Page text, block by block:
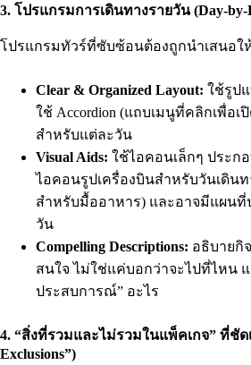
3. โปรแกรมการเดินทางรายวัน (Day-
โปรแกรมทัวร์ที่ซับซ้อนต้องถูกนำเสนอใ
Clear & Organized Layout: ใช้รูป
ใช้ Accordion (แถบเมนูที่คลิกเพื่อเ
สำหรับแต่ละวัน
Visual Aids: ใช้ไอคอนเล็กๆ ประก
ไอคอนรูปเครื่องบินสำหรับวันเดิน
สำหรับมื้ออาหาร) และอาจมีแผนที่
วัน
Compelling Descriptions: อธิบายกิ
สนใจ ไม่ใช่แค่บอกว่าจะไปที่ไหน
ประสบการณ์” อะไร
4. “สิ่งที่รวมและไม่รวมในแพ็คเกจ” ที่ชัด
Exclusions”)